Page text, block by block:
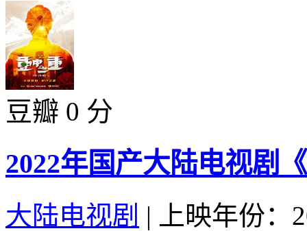
豆瓣 0 分
2022年国产大陆电视剧
大陆电视剧 |
上映年份：